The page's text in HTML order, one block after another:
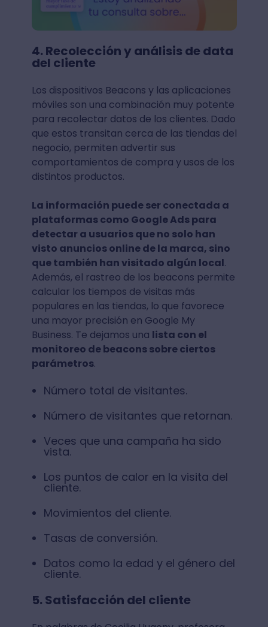
4. Recolección y análisis de data
del cliente
Los dispositivos Beacons y las aplicaciones
móviles son una combinación muy potente
para recolectar datos de los clientes. Dado
que estos transitan cerca de las tiendas del
negocio, permiten advertir sus
comportamientos de compra y usos de los
distintos productos.
La información puede ser conectada a
plataformas como Google Ads para
detectar a usuarios que no solo han
visto anuncios online de la marca, sino
que también han visitado algún local.
Además, el rastreo de los beacons permite
calcular los tiempos de visitas más
populares en las tiendas, lo que favorece
una mayor precisión en Google My
Business. Te dejamos una lista con el
monitoreo de beacons sobre ciertos
parámetros.
Número total de visitantes.
Número de visitantes que retornan.
Veces que una campaña ha sido
vista.
Los puntos de calor en la visita del
cliente.
Movimientos del cliente.
Tasas de conversión.
Datos como la edad y el género del
cliente.
5. Satisfacción del cliente